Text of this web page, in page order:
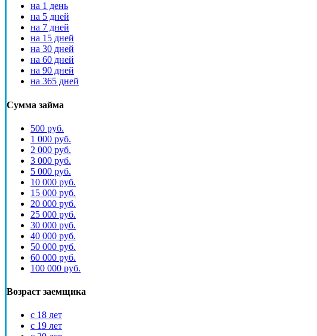
на 1 день
на 5 дней
на 7 дней
на 15 дней
на 30 дней
на 60 дней
на 90 дней
на 365 дней
Сумма займа
500 руб.
1 000 руб.
2 000 руб.
3 000 руб.
5 000 руб.
10 000 руб.
15 000 руб.
20 000 руб.
25 000 руб.
30 000 руб.
40 000 руб.
50 000 руб.
60 000 руб.
100 000 руб.
Возраст заемщика
с 18 лет
с 19 лет